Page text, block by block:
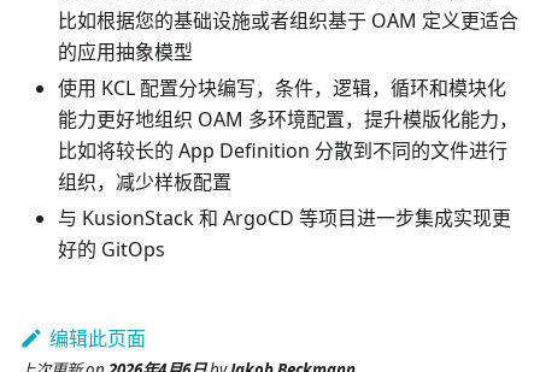
比如根据您的基础设施或者组织基于 OAM 定义更适合
的应用抽象模型
使用 KCL 配置分块编写，条件，逻辑，循环和模块化
能力更好地组织 OAM 多环境配置，提升模版化能力，
比如将较长的 App Definition 分散到不同的文件进行
组织，减少样板配置
与 KusionStack 和 ArgoCD 等项目进一步集成实现更
好的 GitOps
编辑此页面